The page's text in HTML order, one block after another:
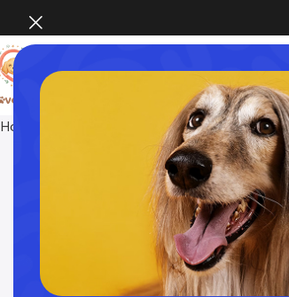
Home フラワーロープぬいぐるみ